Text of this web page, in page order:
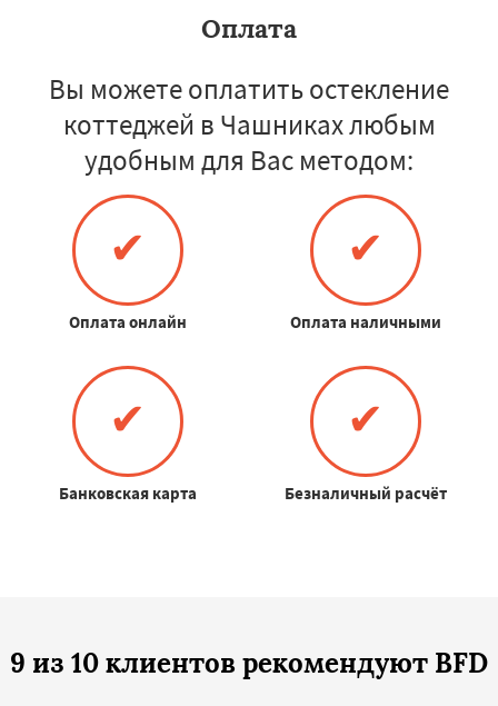
Оплата
Вы можете оплатить остекление
коттеджей в Чашниках любым
удобным для Вас методом:
✔
Оплата онлайн
✔
Оплата наличными
✔
Банковская карта
✔
Безналичный расчёт
9 из 10 клиентов рекомендуют BFD